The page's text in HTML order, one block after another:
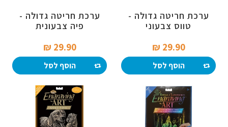
ערכת חריטה גדולה -
טווס צבעוני
29.90 ₪‎
הוסף לסל
ערכת חריטה גדולה -
פיה צבעונית
29.90 ₪‎
הוסף לסל